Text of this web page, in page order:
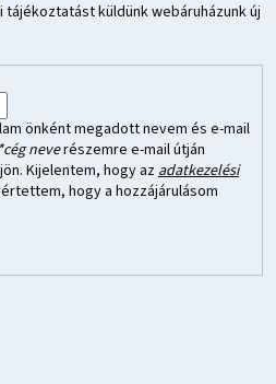
tájékoztatást küldünk webáruházunk új
önként megadott nevem és e-mail
*cég neverészemre e-mail útján
Kijelentem, hogy azadatkezelési
hogy a hozzájárulásom